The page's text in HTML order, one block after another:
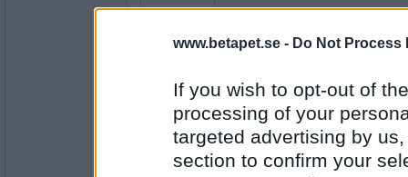
www.betapet.se - Do Not Process
If you wish to opt-out of
processing of your
targeted advertising by
section to confirm your
Antal inlägg:
1176
Till petit tess
Mormodern49